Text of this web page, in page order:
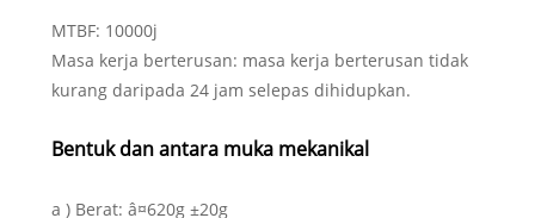
MTBF: 10000j
Masa kerja berterusan: masa kerja berterusan tidak
kurang daripada 24 jam selepas dihidupkan.
Bentuk dan antara muka mekanikal
a ) Berat: â¤620g ±20g